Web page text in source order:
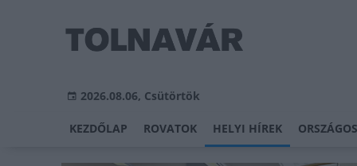
2026.08.06, Csütörtök
KEZDŐLAP ROVATOK HELYI HÍREK